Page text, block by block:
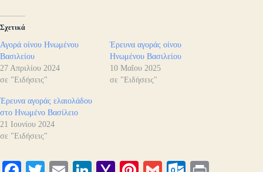
Σχετικά
Αγορά οίνου Ηνωμένου
Βασιλείου
27 Απριλίου 2024
σε "Ειδήσεις"
Έρευνα αγοράς οίνου
Ηνωμένου Βασιλείου
10 Μαΐου 2025
σε "Ειδήσεις"
Έρευνα αγοράς ελαιολάδου
στο Ηνωμένο Βασίλειο
21 Ιουνίου 2024
σε "Ειδήσεις"